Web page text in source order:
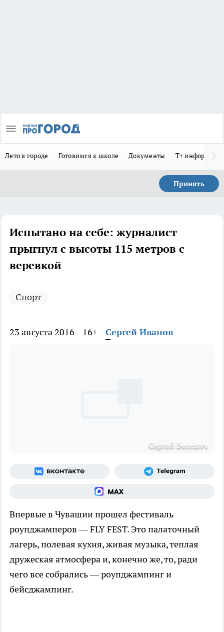
Лето в городе Готовимся к школе Документы Т+
Принять
Испытано на себе: журналист
прыгнул с высоты 115 метров с
веревкой
Спорт
23 августа 2016 16+ Сергей Иванов
Сергей Белевич
Впервые в Чувашии прошел фестиваль
роупджамперов — FLY FEST. Это палаточный
лагерь, полевая кухня, живая музыка, теплая
дружеская атмосфера и, конечно же, то, ради
чего все собрались — роупджампинг и
бейсджампинг.